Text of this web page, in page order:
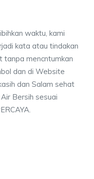
waktu, kami
kata atau tindakan
tanpa mencntumkan
dan di Website
dan Salam sehat
Bersih sesuai